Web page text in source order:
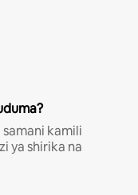
kamili
ya shirika na